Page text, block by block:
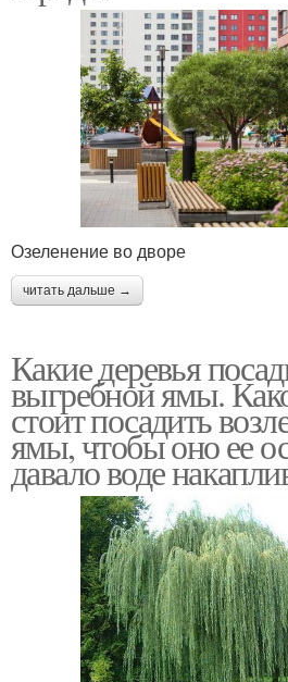
Озеленение во дворе
читать дальше →
Какие деревья
выгребной ямы.
стоит посадить
ямы, чтобы оно ее
давало воде